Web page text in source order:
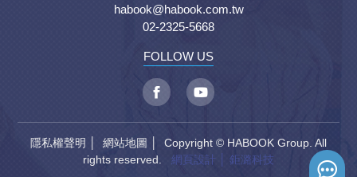
habook@habook.com.tw
02-2325-5668
FOLLOW US
隱私權聲明 網站地圖
│ Copyright © HABOOK Group. All
rights reserved. 網頁設計 │ 鉅潞科技